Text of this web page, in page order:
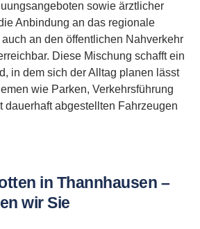
sowie ärztlicher
Anbindung an das regionale
an den öffentlichen Nahverkehr
Diese Mischung schafft ein
in dem sich der Alltag planen lässt
wie Parken, Verkehrsführung
dauerhaft abgestellten Fahrzeugen
in Thannhausen –
wir Sie